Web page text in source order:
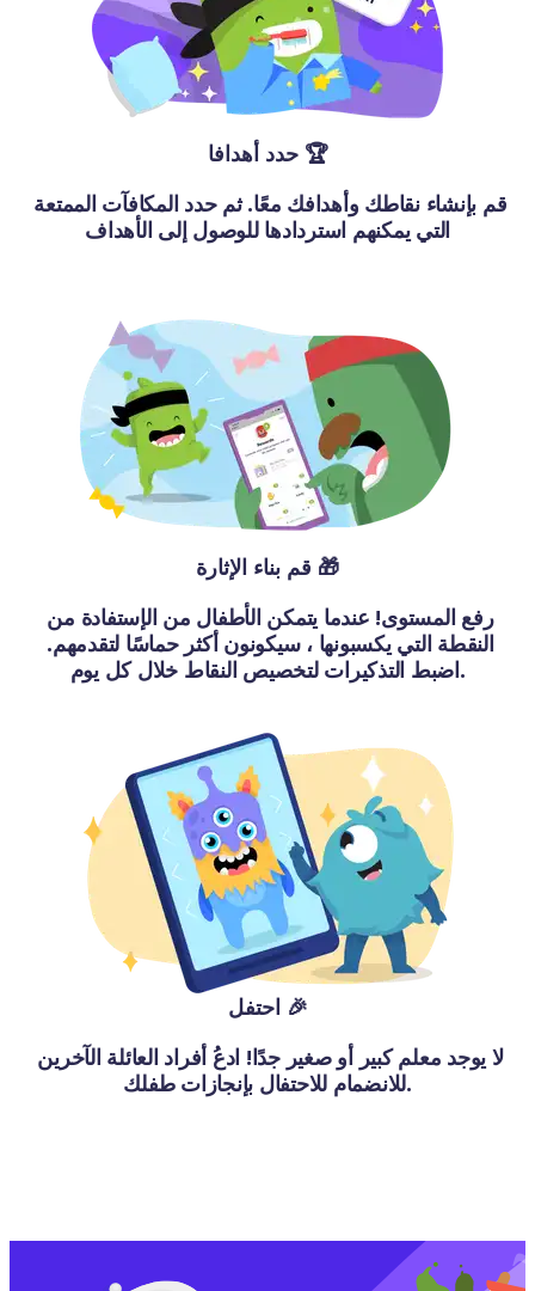
حدد أهدافا 🏆
التي يمكنهم استردادها للوصول إلى الأهداف
قم بناء الإثارة 🎁
اضبط التذكيرات لتخصيص النقاط خلال كل يوم.
احتفل 🎉
للانضمام للاحتفال بإنجازات طفلك.